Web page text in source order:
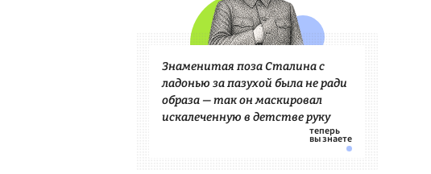
Знаменитая поза Сталина с
ладонью за пазухой была не ради
образа — так он маскировал
искалеченную в детстве руку